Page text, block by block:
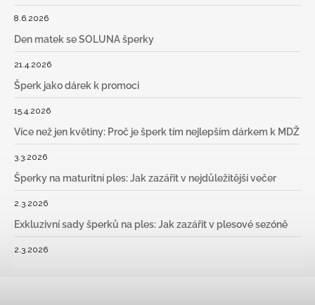
8.6.2026
Den matek se SOLUNA šperky
21.4.2026
Šperk jako dárek k promoci
15.4.2026
Více než jen květiny: Proč je šperk tím nejlepším dárkem k MDŽ
3.3.2026
Šperky na maturitní ples: Jak zazářit v nejdůležitější večer
2.3.2026
Exkluzivní sady šperků na ples: Jak zazářit v plesové sezóně
2.3.2026